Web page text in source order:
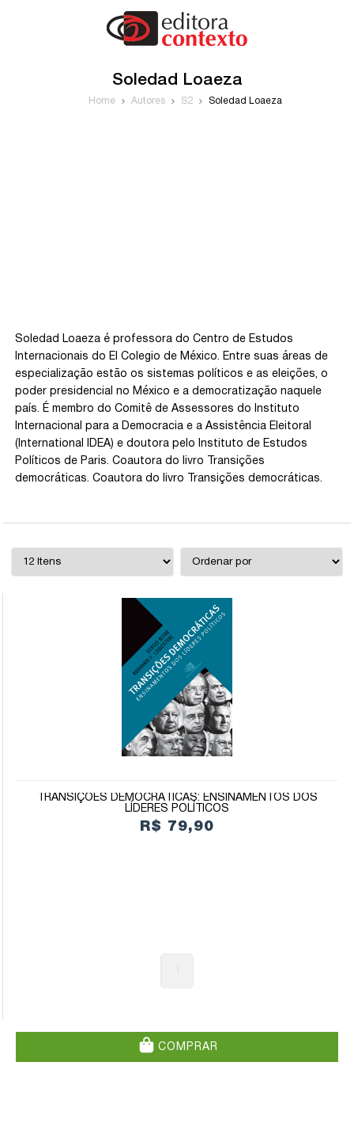
Soledad Loaeza
Home Autores S2 Soledad Loaeza
Soledad Loaeza é professora do Centro de Estudos
Internacionais do El Colegio de México. Entre suas áreas de
especialização estão os sistemas políticos e as eleições, o
poder presidencial no México e a democratização naquele
país. É membro do Comitê de Assessores do Instituto
Internacional para a Democracia e a Assistência Eleitoral
(International IDEA) e doutora pelo Instituto de Estudos
Políticos de Paris. Coautora do livro Transições
democráticas. Coautora do livro Transições democráticas.
TRANSIÇÕES DEMOCRÁTICAS: ENSINAMENTOS DOS
LÍDERES POLÍTICOS
R$ 79,90
COMPRAR